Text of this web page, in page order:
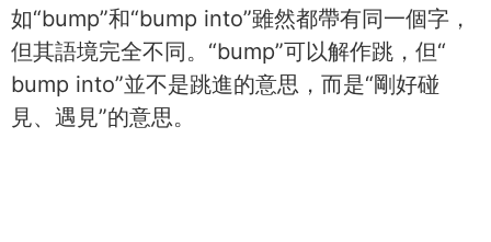
如“bump”和“bump into”雖然都帶有同一個字，
但其語境完全不同。“bump”可以解作跳，但“
bump into”並不是跳進的意思，而是“剛好碰
見、遇見”的意思。